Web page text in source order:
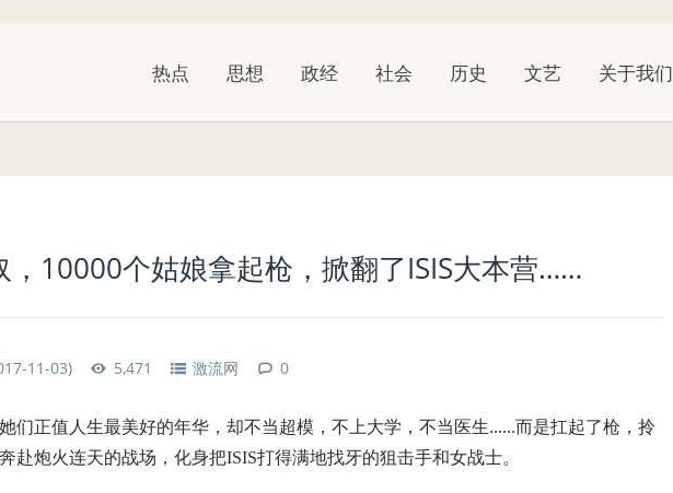
热点 思想 政经 社会 历史 文艺 关于我们
，10000个姑娘拿起枪，掀翻了ISIS大本营……
11-03) 5,471 激流网 0
们正值人生最美好的年华，却不当超模，不上大学，不当医生......而是扛起了枪，拎
赴炮火连天的战场，化身把ISIS打得满地找牙的狙击手和女战士。